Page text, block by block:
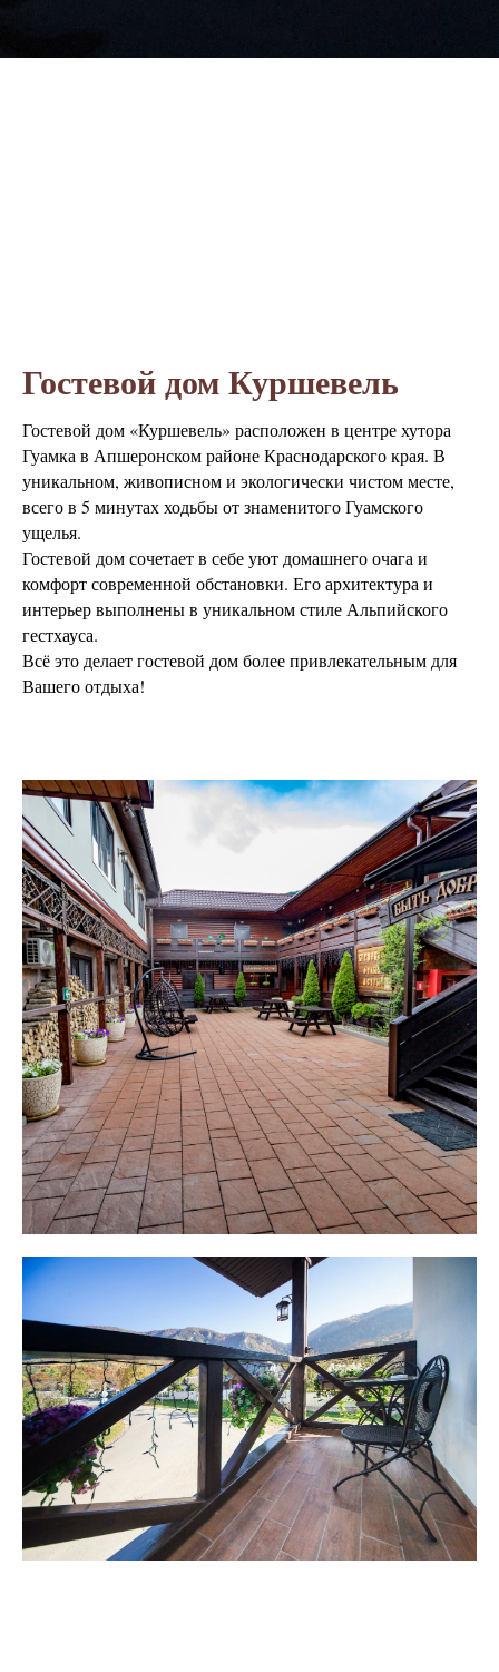
Гостевой дом Куршевель
Гостевой дом «Куршевель» расположен в центре хутора
Гуамка в Апшеронском районе Краснодарского края. В
уникальном, живописном и экологически чистом месте,
всего в 5 минутах ходьбы от знаменитого Гуамского
ущелья.
Гостевой дом сочетает в себе уют домашнего очага и
комфорт современной обстановки. Его архитектура и
интерьер выполнены в уникальном стиле Альпийского
гестхауса.
Всё это делает гостевой дом более привлекательным для
Вашего отдыха!